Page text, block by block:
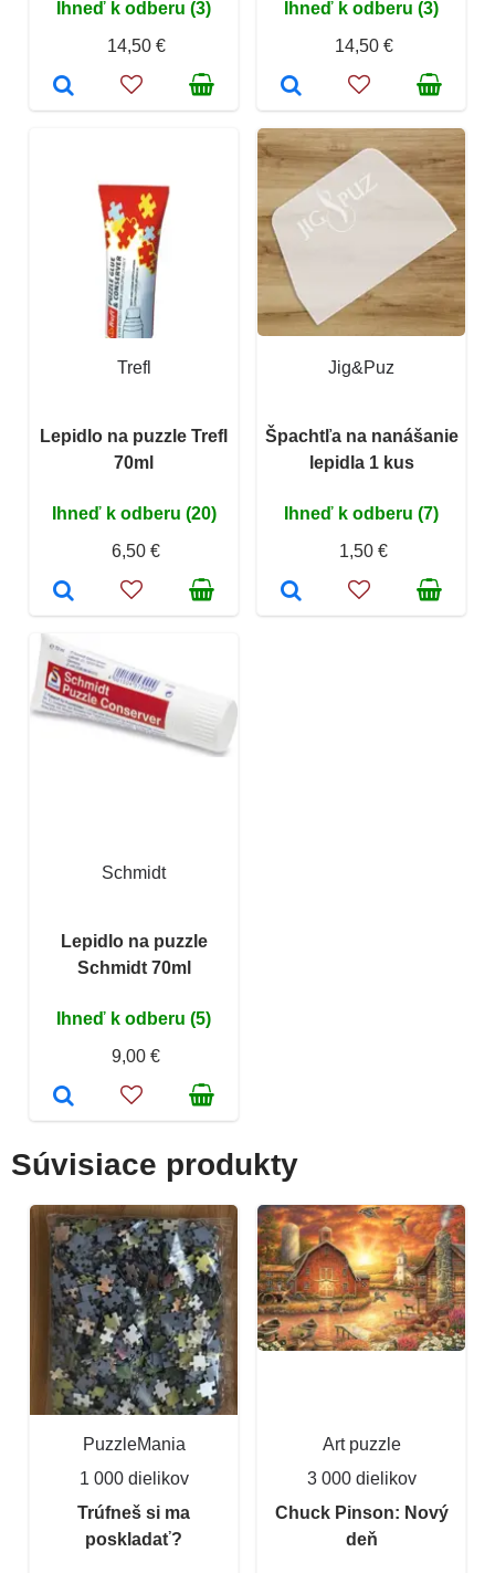
Ihneď k odberu (3)
14,50 €
Ihneď k odberu (3)
14,50 €
Trefl
Lepidlo na puzzle Trefl
70ml
Ihneď k odberu (20)
6,50 €
Jig&Puz
Špachtľa na nanášanie
lepidla 1 kus
Ihneď k odberu (7)
1,50 €
Schmidt
Lepidlo na puzzle
Schmidt 70ml
Ihneď k odberu (5)
9,00 €
Súvisiace produkty
PuzzleMania
1 000 dielikov
Trúfneš si ma
poskladať?
Art puzzle
3 000 dielikov
Chuck Pinson: Nový
deň